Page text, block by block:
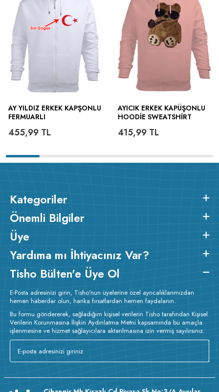
Ürün
kapüşonlu polarınızı sizin için hazırladık. Kapüşonlu polar kalın
renk seçeneği ve dilediğiniz gibi dizayn et imkanıda
Ürünün kumaş m gramajı ortalama 260gr/m
Baskı Detayları
Baskılarda kullanılan boyalar sertifikalı ve güvenlidir; insan
sağlığına zarar vermez.Kumaş Kalınlığı :
de ve tersten yıkanır.
Kurutma makinesinde kurutulmaz.Orta ısıda ve tersten ütülenir.
AY YILDIZ ERKEK KAPŞONLU
FERMUARLI
455,99 TL
AYICIK ERKEK KAPÜŞONLU
HOODIE SWEATSHIRT
415,99TL
Kategoriler
Önemli Bilgiler
Üye
Yardıma mı İhtiyacınız Var?
Tisho Bülten'e Üye Ol
E-Posta adresinizi girin, Tisho'nun üyelerine özel ayrıcalıklarımızdan
hemen haberdar olun, harika fırsatlardan hemen faydalanın.
Bu formu göndererek, sağladığım kişisel verilerin Tisho tarafından Kişisel
Verilerin Korunmasına İlişkin Aydınlatma Metni kapsamında bu amaçla
işlenmesine ve hizmet sağlayıcılara aktarılmasına izin vermiş sayılırsınız.